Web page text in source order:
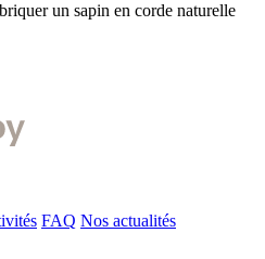
un sapin en corde naturelle
FAQ Nos actualités